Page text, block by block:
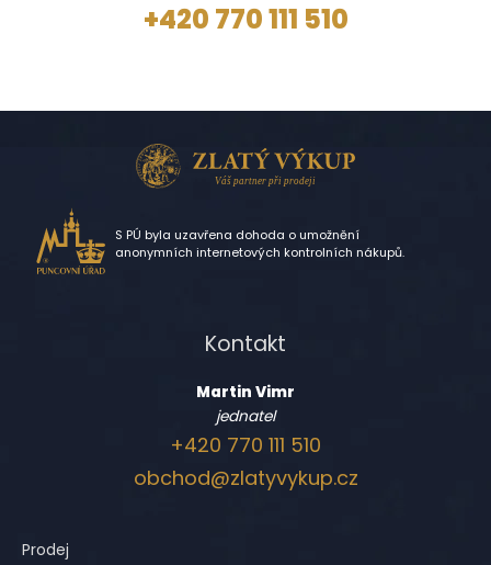
+420 770 111 510
S PÚ byla uzavřena dohoda o umožnění
anonymních internetových kontrolních nákupů.
Kontakt
Martin Vimr
jednatel
+420 770 111 510
obchod@zlatyvykup.cz
Prodej